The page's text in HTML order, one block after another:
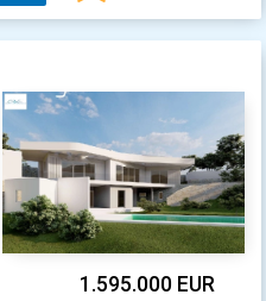
1.595.000 EUR